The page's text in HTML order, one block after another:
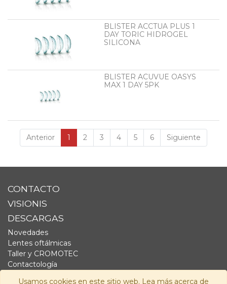
Usamos cookies en este sitio web. Lea más acerca de
BLISTER ACCTUA PLUS 1
DAY TORIC HIDROGEL
SILICONA
BLISTER ACUVUE OASYS
MAX 1 DAY 5PK
Anterior 1 2 3 4 5 6 Siguiente
CONTACTO
VISIONIS
DESCARGAS
Novedades
Lentes oftálmicas
Taller y CROMOTEC
Contactología